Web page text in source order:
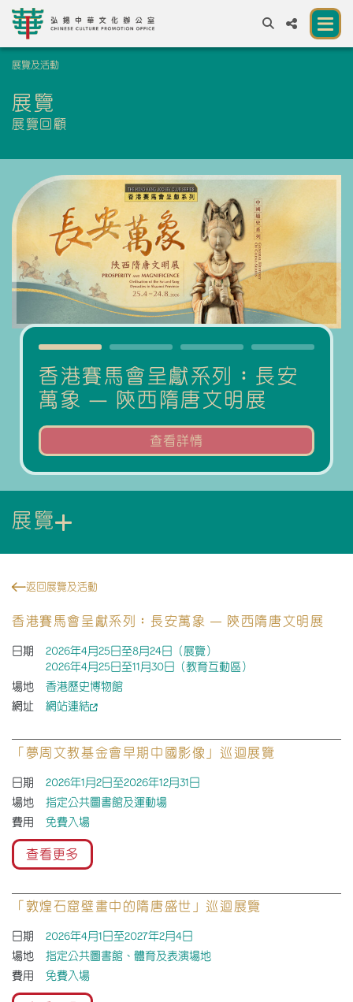
EN繁簡
中華文化節 2026
展覽及活動
資源
合作夥伴
聯絡我們
展覽及活動
展覽
展覽回顧
「敦煌石窟壁畫中的隋唐盛
世」巡迴展覽
查看詳情
展覽
返回展覽及活動
香港賽馬會呈獻系列︰長安萬象 — 陝西隋唐文明展
日期
2026年4月25日至8月24日（展覽）
2026年4月25日至11月30日（教育互動區）
場地
香港歷史博物館
網址
網站連結
「敦煌石窟壁畫中的隋唐盛世」巡迴展覽
日期
2026年4月1日至2027年2月4日
場地
指定公共圖書館、體育及表演場地
費用
免費入場
「夢周文教基金會早期中國影像」巡迴展覽
日期
2026年1月2日至2026年12月31日
場地
指定公共圖書館及運動場
費用
免費入場
查看更多